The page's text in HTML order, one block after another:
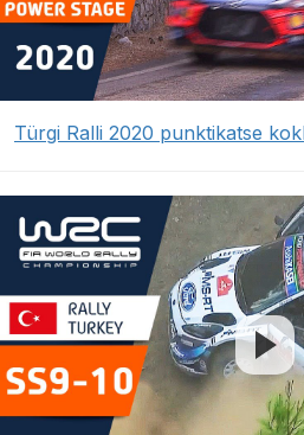
Türgi Ralli 2020 punktikatse